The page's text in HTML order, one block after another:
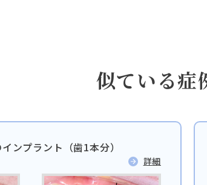
似ている症
ンプラント（歯1本分）
詳細